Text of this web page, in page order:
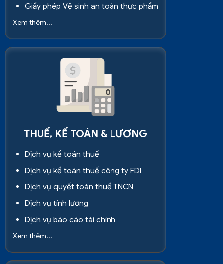
Giấy phép Vệ sinh an toàn thực phẩm
Xem thêm...
THUẾ, KẾ TOÁN & LƯƠNG
Dịch vụ kế toán thuế
Dịch vụ kế toán thuế công ty FDI
Dịch vụ quyết toán thuế TNCN
Dịch vụ tính lương
Dịch vụ báo cáo tài chính
Xem thêm...